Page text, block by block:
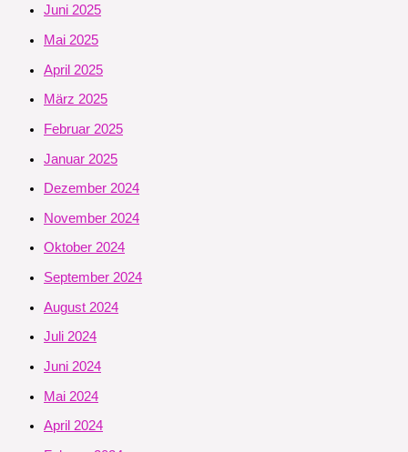
Juni 2025
Mai 2025
April 2025
März 2025
Februar 2025
Januar 2025
Dezember 2024
November 2024
Oktober 2024
September 2024
August 2024
Juli 2024
Juni 2024
Mai 2024
April 2024